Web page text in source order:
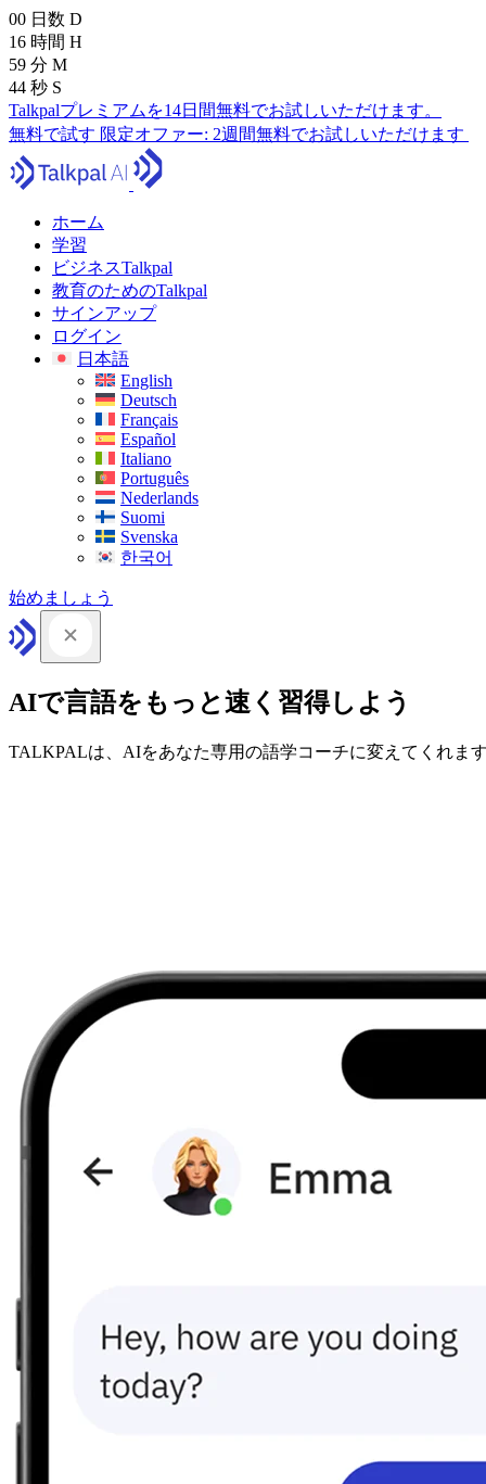
00 日数 D
16 時間 H
59 分 M
42 秒 S
Talkpalプレミアムを14日間無料でお試しいただけます。
無料で試す 限定オファー: 2週間無料でお試しいただけます
ホーム
学習
ビジネスTalkpal
教育のためのTalkpal
サインアップ
ログイン
日本語
English
Deutsch
Français
Español
Italiano
Português
Nederlands
Suomi
Svenska
한국어
始めましょう
AIで言語をもっと速く習得しよう
TALKPALは、AIをあなた専用の語学コーチに変えてくれま